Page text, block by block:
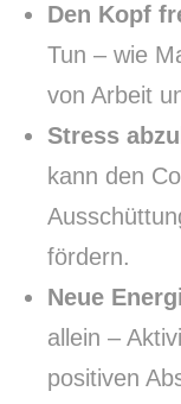
Den Kopf
Tun – wie
von Arbeit
Stress
kann den
fördern.
Neue
allein –
positiven